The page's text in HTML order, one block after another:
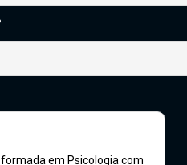
em Psicologia com